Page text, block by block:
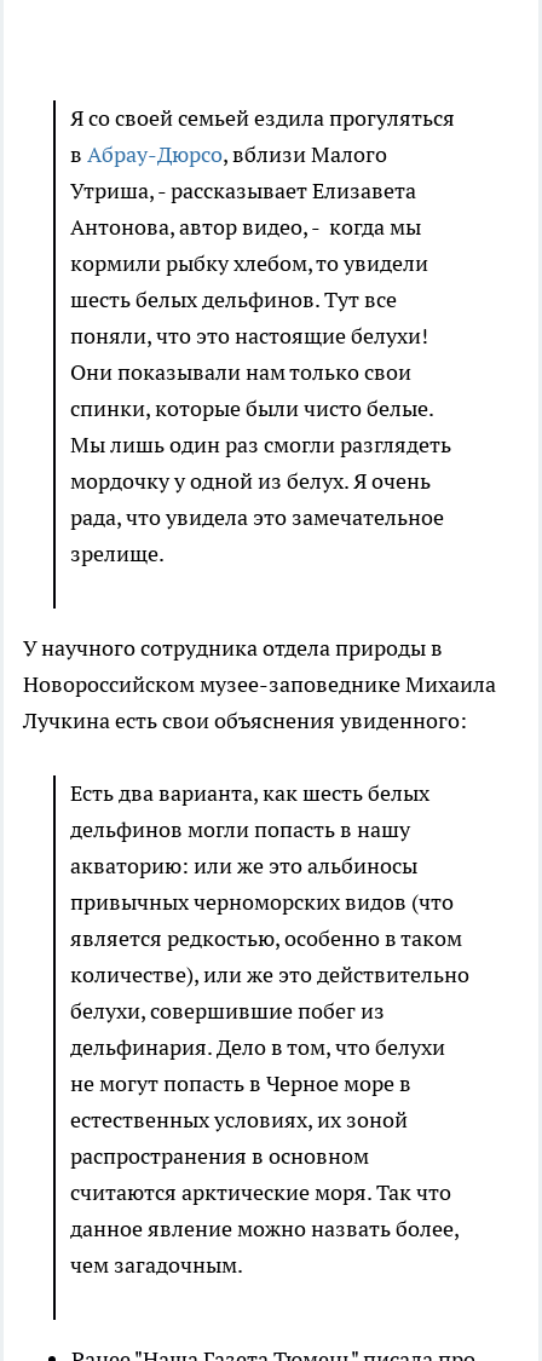
Я со своей семьей ездила прогуляться
в Абрау-Дюрсо, вблизи Малого
Утриша, - рассказывает Елизавета
Антонова, автор видео, - когда мы
кормили рыбку хлебом, то увидели
шесть белых дельфинов. Тут все
поняли, что это настоящие белухи!
Они показывали нам только свои
спинки, которые были чисто белые.
Мы лишь один раз смогли разглядеть
мордочку у одной из белух. Я очень
рада, что увидела это замечательное
зрелище.
У научного сотрудника отдела природы в
Новороссийском музее-заповеднике Михаила
Лучкина есть свои объяснения увиденного:
Есть два варианта, как шесть белых
дельфинов могли попасть в нашу
акваторию: или же это альбиносы
привычных черноморских видов (что
является редкостью, особенно в таком
количестве), или же это действительно
белухи, совершившие побег из
дельфинария. Дело в том, что белухи
не могут попасть в Черное море в
естественных условиях, их зоной
распространения в основном
считаются арктические моря. Так что
данное явление можно назвать более,
чем загадочным.